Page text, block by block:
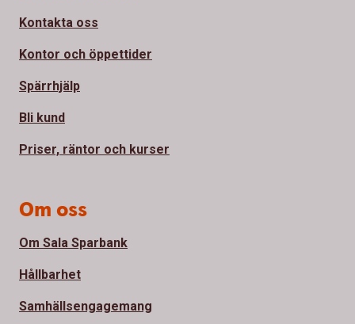
Kontakta oss
Kontor och öppettider
Spärrhjälp
Bli kund
Priser, räntor och kurser
Om oss
Om Sala Sparbank
Hållbarhet
Samhällsengagemang